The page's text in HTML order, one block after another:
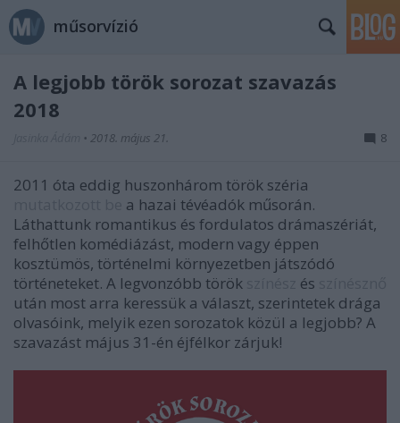
műsorvízió
A legjobb török sorozat szavazás
2018
• 2018. május 21. 8
2011 óta eddig huszonhárom török széria
a hazai tévéadók műsorán.
Láthattunk romantikus és fordulatos drámaszériát,
felhőtlen komédiázást, modern vagy éppen
kosztümös, történelmi környezetben játszódó
történeteket. A legvonzóbb török
és
után most arra keressük a választ, szerintetek drága
olvasóink, melyik ezen sorozatok közül a legjobb? A
szavazást május 31-én éjfélkor zárjuk!